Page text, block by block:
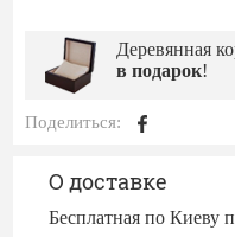
Деревянная
в подарок!
Поделиться:
О доставке
Бесплатная по Киеву